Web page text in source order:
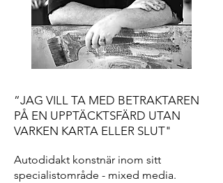
”JAG VILL TA MED BETRAKTAREN
PÅ EN UPPTÄCKTSFÄRD UTAN
VARKEN KARTA ELLER SLUT"
Autodidakt konstnär inom sitt
specialistområde - mixed media.